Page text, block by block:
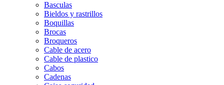
Basculas
Bieldos y rastrillos
Boquillas
Brocas
Broqueros
Cable de acero
Cable de plastico
Cabos
Cadenas